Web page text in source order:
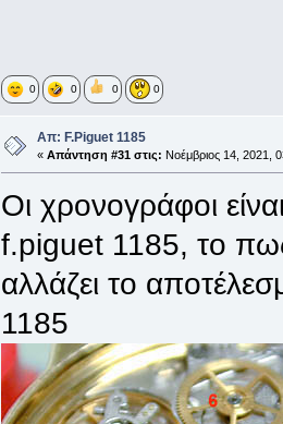
0 0 0 0
Απ: F.Piguet 1185
« Απάντηση #31 στις: Νοέμβριος 14, 2021,
Οι χρονογράφοι
f.piguet 1185, το
αλλάζει το
1185